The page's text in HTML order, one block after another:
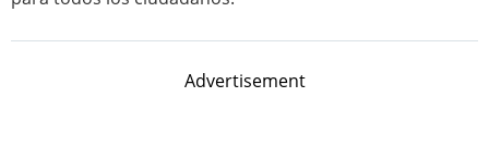
Advertisement